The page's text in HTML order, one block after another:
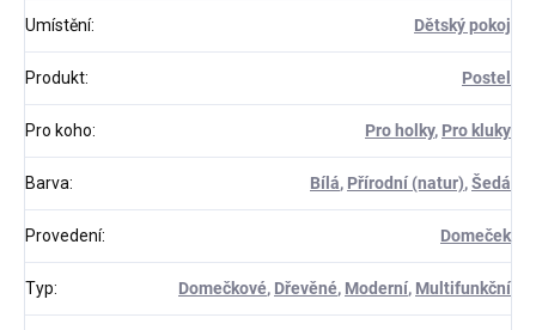
Umístění: Dětský pokoj
Produkt: Postel
Pro koho: Pro holky, Pro kluky
Barva: Bílá, Přírodní (natur),Šedá
Provedení: Domeček
Typ: Domečkové, Dřevěné, Moderní, Multifunkční